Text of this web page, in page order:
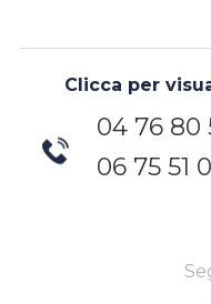
Clicca per
04 76 80
06 75 51